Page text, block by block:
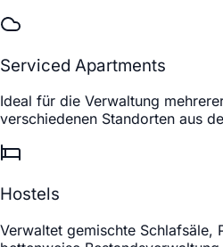
Serviced Apartments
Ideal für die Verwaltung
verschiedenen Standorten aus
Hostels
Verwaltet gemischte Schlafsäle,